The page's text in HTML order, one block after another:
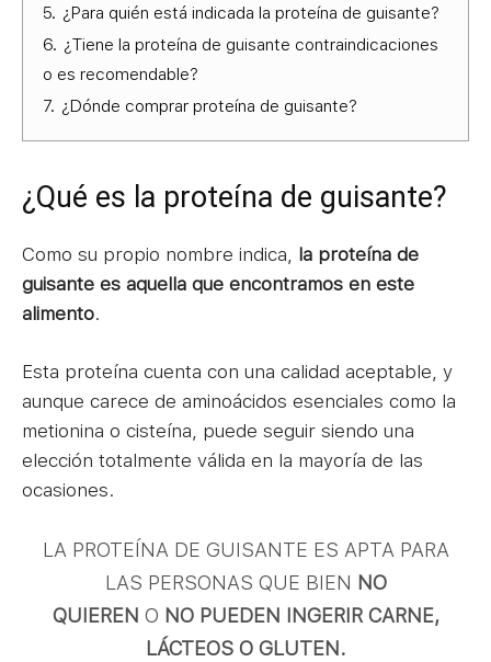
5. ¿Para quién está indicada la proteína de guisante?
6. ¿Tiene la proteína de guisante contraindicaciones
o es recomendable?
7. ¿Dónde comprar proteína de guisante?
¿Qué es la proteína de guisante?
Como su propio nombre indica, la proteína de
guisante es aquella que encontramos en este
alimento.
Esta proteína cuenta con una calidad aceptable, y
aunque carece de aminoácidos esenciales como la
metionina o cisteína, puede seguir siendo una
elección totalmente válida en la mayoría de las
ocasiones.
LA PROTEÍNA DE GUISANTE ES APTA PARA
LAS PERSONAS QUE BIEN NO
QUIEREN O NO PUEDEN INGERIR CARNE,
LÁCTEOS O GLUTEN.